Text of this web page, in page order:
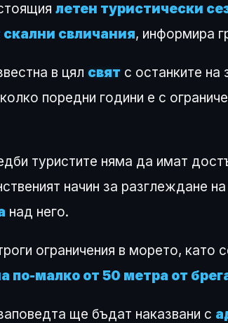
летен туристически
скални свличания, информира
в цял свят с останките на
поредни години е с
туристите няма да имат
начин за разглеждане
над него.
ограничения в морето, като
по-малко от 50 метра от
ще бъдат наказвани с